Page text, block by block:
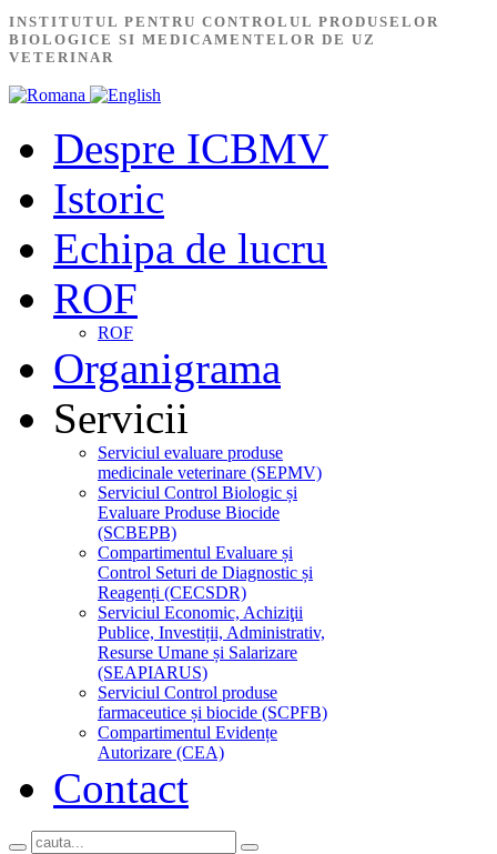
INSTITUTUL PENTRU CONTROLUL PRODUSELOR
BIOLOGICE SI MEDICAMENTELOR DE UZ
VETERINAR
Despre ICBMV
Istoric
Echipa de lucru
ROF
ROF
Organigrama
Servicii
Serviciul evaluare produse
medicinale veterinare (SEPMV)
Serviciul Control Biologic și
Evaluare Produse Biocide
(SCBEPB)
Compartimentul Evaluare și
Control Seturi de Diagnostic și
Reagenți (CECSDR)
Serviciul Economic, Achiziţii
Publice, Investiții, Administrativ,
Resurse Umane și Salarizare
(SEAPIARUS)
Serviciul Control produse
farmaceutice și biocide (SCPFB)
Compartimentul Evidențe
Autorizare (CEA)
Contact